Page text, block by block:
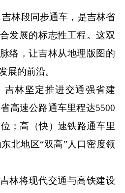
林段同步通车，是吉林省
发展的标志性工程。这双
络，让吉林从地理版图的
展的前沿。
林坚定推进交通强省建
高速公路通车里程达5500
；高（快）速铁路通车里
北地区“双高”人口密度领
将现代交通与高铁建设